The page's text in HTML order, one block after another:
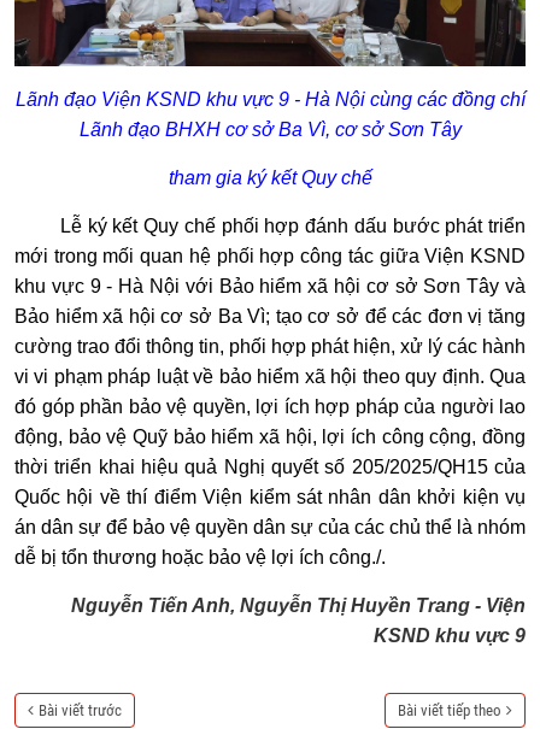
Lãnh đạo Viện KSND khu vực 9 - Hà Nội cùng các đồng chí
Lãnh đạo BHXH cơ sở Ba Vì, cơ sở Sơn Tây
tham gia ký kết Quy chế
Lễ ký kết Quy chế phối hợp đánh dấu bước phát triển
mới trong mối quan hệ phối hợp công tác giữa Viện KSND
khu vực 9 - Hà Nội với Bảo hiểm xã hội cơ sở Sơn Tây và
Bảo hiểm xã hội cơ sở Ba Vì; tạo cơ sở để các đơn vị tăng
cường trao đổi thông tin, phối hợp phát hiện, xử lý các hành
vi vi phạm pháp luật về bảo hiểm xã hội theo quy định. Qua
đó góp phần bảo vệ quyền, lợi ích hợp pháp của người lao
động, bảo vệ Quỹ bảo hiểm xã hội, lợi ích công cộng, đồng
thời triển khai hiệu quả Nghị quyết số 205/2025/QH15 của
Quốc hội về thí điểm Viện kiểm sát nhân dân khởi kiện vụ
án dân sự để bảo vệ quyền dân sự của các chủ thể là nhóm
dễ bị tổn thương hoặc bảo vệ lợi ích công./.
Nguyễn Tiến Anh, Nguyễn Thị Huyền Trang - Viện
KSND khu vực 9
Bài viết trước Bài viết tiếp theo